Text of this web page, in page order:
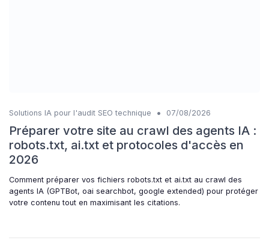
Solutions IA pour l'audit SEO technique • 07/08/2026
Préparer votre site au crawl des agents IA :
robots.txt, ai.txt et protocoles d'accès en
2026
Comment préparer vos fichiers robots.txt et ai.txt au crawl des
agents IA (GPTBot, oai searchbot, google extended) pour protéger
votre contenu tout en maximisant les citations.